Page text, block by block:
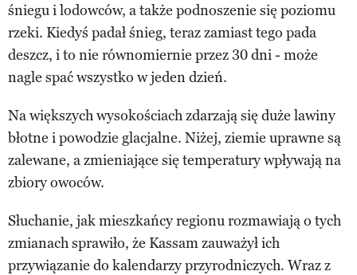
śniegu i lodowców, a także podnoszenie się poziomu
rzeki. Kiedyś padał śnieg, teraz zamiast tego pada
deszcz, i to nie równomiernie przez 30 dni - może
nagle spać wszystko w jeden dzień.
Na większych wysokościach zdarzają się duże lawiny
błotne i powodzie glacjalne. Niżej, ziemie uprawne są
zalewane, a zmieniające się temperatury wpływają na
zbiory owoców.
Słuchanie, jak mieszkańcy regionu rozmawiają o tych
zmianach sprawiło, że Kassam zauważył ich
przywiązanie do kalendarzy przyrodniczych. Wraz z